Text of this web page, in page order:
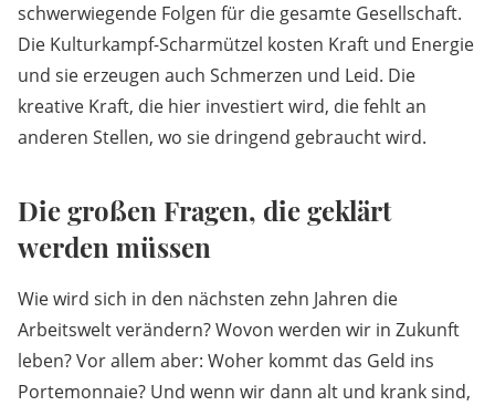
schwerwiegende Folgen für die gesamte Gesellschaft.
Die Kulturkampf-Scharmützel kosten Kraft und Energie
und sie erzeugen auch Schmerzen und Leid. Die
kreative Kraft, die hier investiert wird, die fehlt an
anderen Stellen, wo sie dringend gebraucht wird.
Die großen Fragen, die geklärt
werden müssen
Wie wird sich in den nächsten zehn Jahren die
Arbeitswelt verändern? Wovon werden wir in Zukunft
leben? Vor allem aber: Woher kommt das Geld ins
Portemonnaie? Und wenn wir dann alt und krank sind,